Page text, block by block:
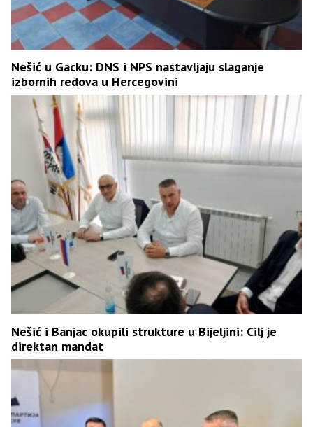
Nešić u Gacku: DNS i NPS nastavljaju slaganje
izbornih redova u Hercegovini
Nešić i Banjac okupili strukture u Bijeljini: Cilj je
direktan mandat